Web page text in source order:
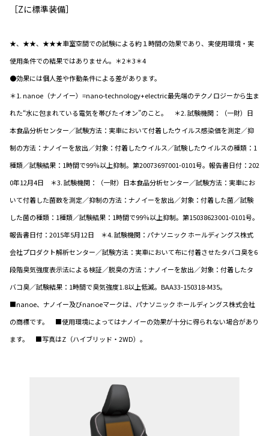
［Zに標準装備］
★、★★、★★★車室空間での試験による約１時間の効果であり、実使用環境・実
使用条件での結果ではありません。＊2＊3＊4
●効果には個人差や作動条件による差があります。
＊1. nanoe（ナノイー）=nano-technology+electric最先端のテクノロジーから生ま
れた“水に包まれている電気を帯びたイオン”のこと。 ＊2. 試験機関：（一財）日
本食品分析センター／試験方法：実車において付着したウイルス感染価を測定／抑
制の方法：ナノイーを放出／対象：付着したウイルス／試験したウイルスの種類：1
種類／試験結果：1時間で99％以上抑制。第20073697001-0101号。報告書日付：202
0年12月4日 ＊3. 試験機関：（一財）日本食品分析センター／試験方法：実車にお
いて付着した菌数を測定／抑制の方法：ナノイーを放出／対象：付着した菌／試験
した菌の種類：1種類／試験結果：1時間で99％以上抑制。第15038623001-0101号。
報告書日付：2015年5月12日 ＊4. 試験機関：パナソニック ホールディングス株式
会社プロダクト解析センター／試験方法：実車において布に付着させたタバコ臭を6
段階臭気強度表示法による検証／脱臭の方法：ナノイーを放出／対象：付着したタ
バコ臭／試験結果：1時間で臭気強度1.8以上低減。BAA33-150318-M35。
■nanoe、ナノイー及びnanoeマークは、パナソニック ホールディングス株式会社
の商標です。 ■使用環境によってはナノイーの効果が十分に得られない場合があり
ます。 ■写真はZ（ハイブリッド・2WD）。